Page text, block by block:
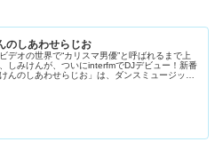
のしあわせらじお
デオの世界で“カリスマ男優”と呼ばれるまで上
しみけんが、ついにinterfmでDJデビュー！新番
んのしあわせらじお」は、ダンスミュージック